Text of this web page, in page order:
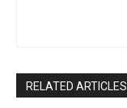
RELATED ARTICLES